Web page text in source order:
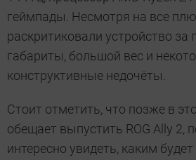
геймпады. Несмотря на все
раскритиковали устройство за
габариты, большой вес и
конструктивные недочёты.
Стоит отметить, что позже в
обещает выпустить ROG Ally 2,
интересно увидеть, каким